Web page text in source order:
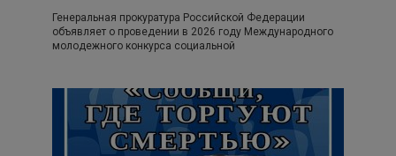
Генеральная прокуратура Российской Федерации
объявляет о проведении в 2026 году Международного
молодежного конкурса социальной